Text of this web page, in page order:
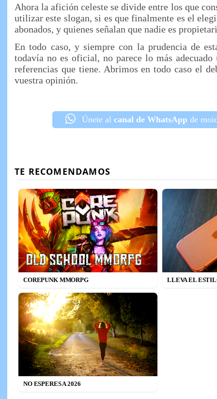
Ahora la afición celeste se divide entre los que
utilizar este slogan, si es que finalmente es el
abonados, y quienes señalan que nadie es
En todo caso, y siempre con la prudencia de
todavía no es oficial, no parece lo más adecuado
referencias que tiene. Abrimos en todo caso el
vuestra opinión.
Únete al canal de WhatsApp de
COREPUNK MMORPG LLEVA EL
NO ESPERES A 2026